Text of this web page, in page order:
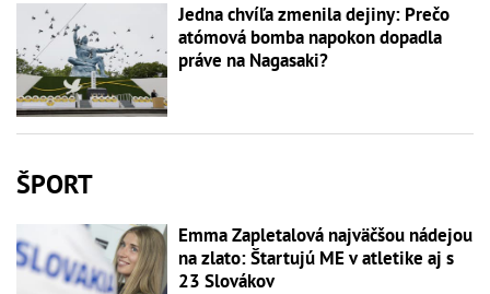
Jedna chvíľa zmenila dejiny: Prečo
atómová bomba napokon dopadla
práve na Nagasaki?
ŠPORT
Emma Zapletalová najväčšou nádejou
na zlato: Štartujú ME v atletike aj s
23 Slovákov